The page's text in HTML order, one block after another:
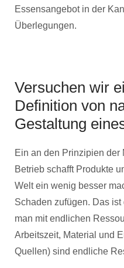
Essensangebot in der
Überlegungen.
Versuchen wir
Definition von
Gestaltung
Ein an den Prinzipien
Betrieb schafft Produkte
Welt ein wenig besser
Schaden zufügen. Das
man mit endlichen
Arbeitszeit, Material und
Quellen) sind endliche